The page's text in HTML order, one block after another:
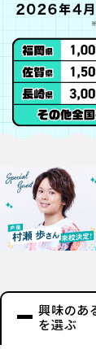
興味のあ
を選ぶ